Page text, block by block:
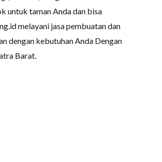
untuk taman Anda dan bisa
melayani jasa pembuatan dan
dengan kebutuhan Anda Dengan
Barat.